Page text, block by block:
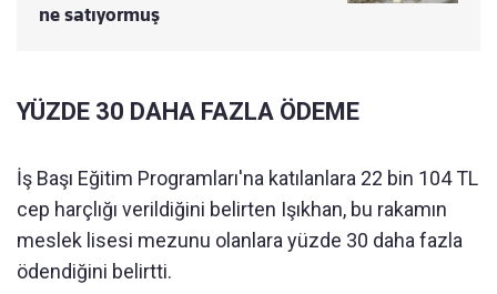
ne satıyormuş
YÜZDE 30 DAHA FAZLA ÖDEME
İş Başı Eğitim Programları'na katılanlara 22 bin 104 TL
cep harçlığı verildiğini belirten Işıkhan, bu rakamın
meslek lisesi mezunu olanlara yüzde 30 daha fazla
ödendiğini belirtti.